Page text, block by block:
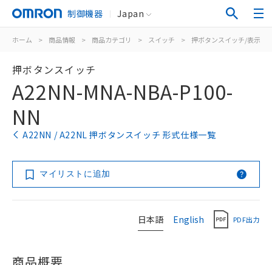
制御機器 Japan
ホーム > 商品情報 > 商品カテゴリ > スイッチ > 押ボタンスイッチ/表示灯
押ボタンスイッチ
A22NN-MNA-NBA-P100-
NN
A22NN / A22NL 押ボタンスイッチ 形式仕様一覧
マイリストに追加
日本語 English PDF出力